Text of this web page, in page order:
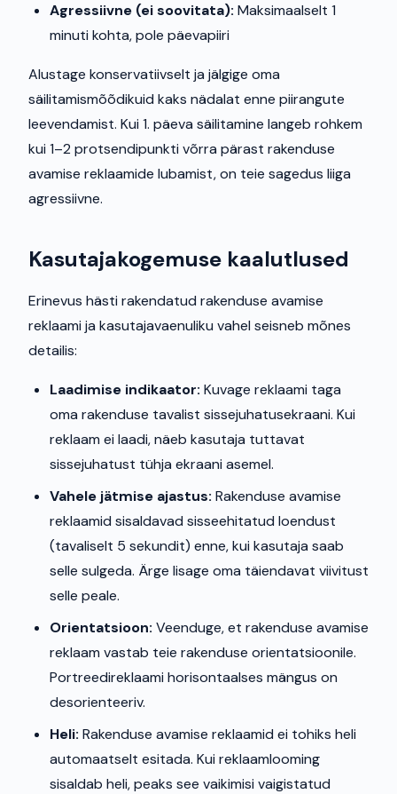
Agressiivne (ei soovitata): Maksimaalselt 1
minuti kohta, pole päevapiiri
Alustage konservatiivselt ja jälgige oma
säilitamismõõdikuid kaks nädalat enne piirangute
leevendamist. Kui 1. päeva säilitamine langeb rohkem
kui 1–2 protsendipunkti võrra pärast rakenduse
avamise reklaamide lubamist, on teie sagedus liiga
agressiivne.
Kasutajakogemuse kaalutlused
Erinevus hästi rakendatud rakenduse avamise
reklaami ja kasutajavaenuliku vahel seisneb mõnes
detailis:
Laadimise indikaator: Kuvage reklaami taga
oma rakenduse tavalist sissejuhatusekraani. Kui
reklaam ei laadi, näeb kasutaja tuttavat
sissejuhatust tühja ekraani asemel.
Vahele jätmise ajastus: Rakenduse avamise
reklaamid sisaldavad sisseehitatud loendust
(tavaliselt 5 sekundit) enne, kui kasutaja saab
selle sulgeda. Ärge lisage oma täiendavat viivitust
selle peale.
Orientatsioon: Veenduge, et rakenduse avamise
reklaam vastab teie rakenduse orientatsioonile.
Portreedireklaami horisontaalses mängus on
desorienteeriv.
Heli: Rakenduse avamise reklaamid ei tohiks heli
automaatselt esitada. Kui reklaamlooming
sisaldab heli, peaks see vaikimisi vaigistatud